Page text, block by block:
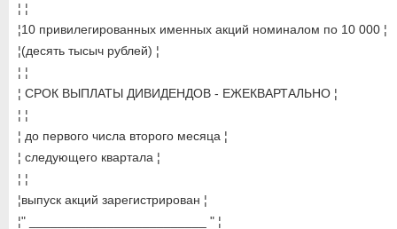
¦ ¦
¦10 привилегированных именных акций номиналом по 10 000 ¦
¦(десять тысыч рублей) ¦
¦ ¦
¦ СРОК ВЫПЛАТЫ ДИВИДЕНДОВ - ЕЖЕКВАРТАЛЬНО ¦
¦ ¦
¦ до первого числа второго месяца ¦
¦ следующего квартала ¦
¦ ¦
¦выпуск акций зарегистрирован ¦
¦" _________________________ " ¦